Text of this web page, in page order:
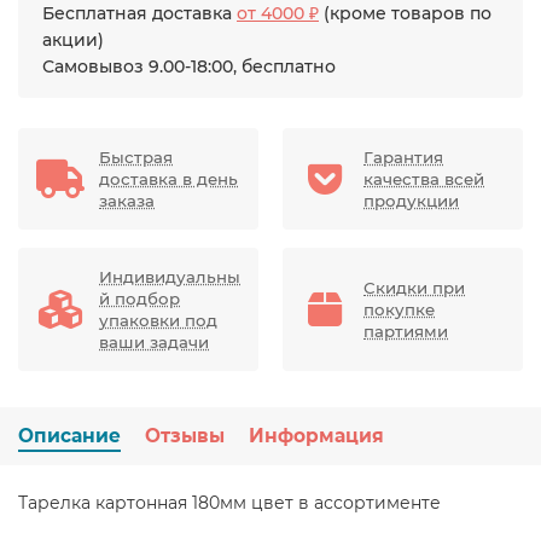
Бесплатная доставка от 4000 ₽ (кроме товаров по
акции)
Самовывоз 9.00-18:00, бесплатно
Быстрая
доставка в день
заказа
Гарантия
качества всей
продукции
Индивидуальны
й подбор
упаковки под
ваши задачи
Скидки при
покупке
партиями
Описание Отзывы Информация
Тарелка картонная 180мм цвет в ассортименте